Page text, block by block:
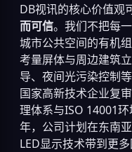
DB视讯的核心价值观
而可信。我们不把每
城市公共空间的有机
考量屏体与周边建筑
导、夜间光污染控制
国家高新技术企业复
理体系与ISO 14001
年，公司计划在东南
LED显示技术带到更